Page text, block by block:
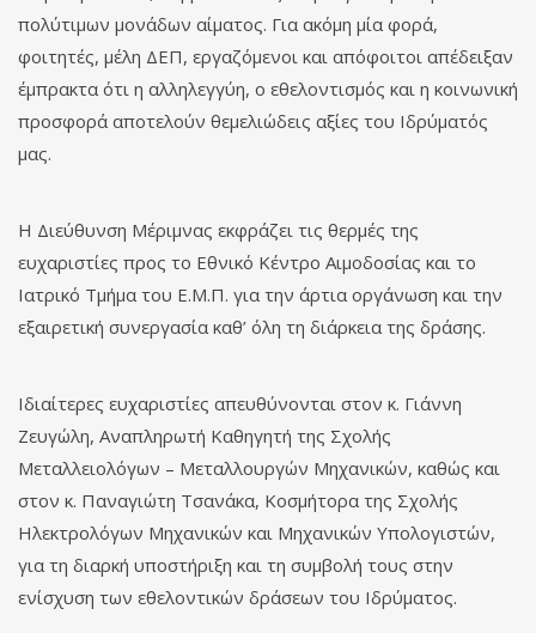
πολύτιμων μονάδων αίματος. Για ακόμη μία φορά,
φοιτητές, μέλη ΔΕΠ, εργαζόμενοι και απόφοιτοι απέδειξαν
έμπρακτα ότι η αλληλεγγύη, ο εθελοντισμός και η κοινωνική
προσφορά αποτελούν θεμελιώδεις αξίες του Ιδρύματός
μας.
Η Διεύθυνση Μέριμνας εκφράζει τις θερμές της
ευχαριστίες προς το Εθνικό Κέντρο Αιμοδοσίας και το
Ιατρικό Τμήμα του Ε.Μ.Π. για την άρτια οργάνωση και την
εξαιρετική συνεργασία καθ’ όλη τη διάρκεια της δράσης.
Ιδιαίτερες ευχαριστίες απευθύνονται στον κ. Γιάννη
Ζευγώλη, Αναπληρωτή Καθηγητή της Σχολής
Μεταλλειολόγων – Μεταλλουργών Μηχανικών, καθώς και
στον κ. Παναγιώτη Τσανάκα, Κοσμήτορα της Σχολής
Ηλεκτρολόγων Μηχανικών και Μηχανικών Υπολογιστών,
για τη διαρκή υποστήριξη και τη συμβολή τους στην
ενίσχυση των εθελοντικών δράσεων του Ιδρύματος.